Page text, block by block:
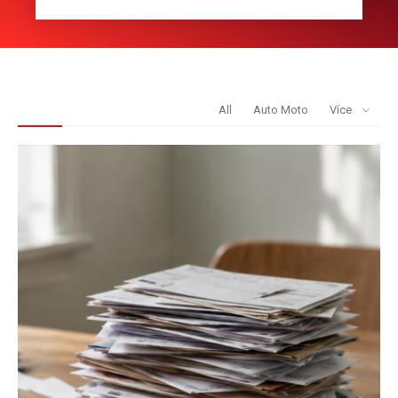
All Auto Moto Více